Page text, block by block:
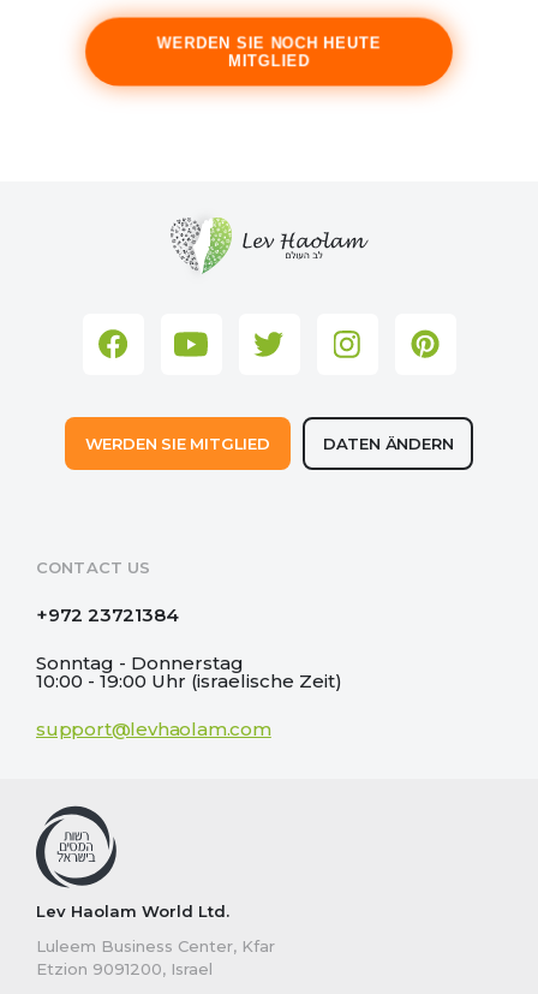
WERDEN SIE NOCH HEUTE
MITGLIED
WERDEN SIE MITGLIED DATEN ÄNDERN
CONTACT US
+972 23721384
Sonntag - Donnerstag
10:00 - 19:00 Uhr (israelische Zeit)
support@levhaolam.com
Lev Haolam World Ltd.
Luleem Business Center, Kfar
Etzion 9091200, Israel